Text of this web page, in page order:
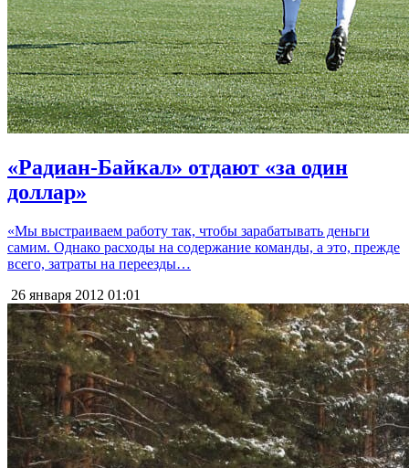
«Радиан-Байкал» отдают «за один
доллар»
«Мы выстраиваем работу так, чтобы зарабатывать деньги
самим. Однако расходы на содержание команды, а это, прежде
всего, затраты на переезды…
26 января 2012 01:01